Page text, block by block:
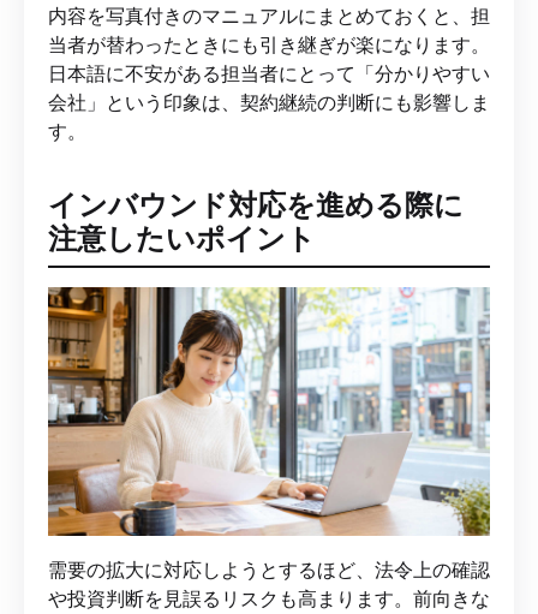
内容を写真付きのマニュアルにまとめておくと、担
当者が替わったときにも引き継ぎが楽になります。
日本語に不安がある担当者にとって「分かりやすい
会社」という印象は、契約継続の判断にも影響しま
す。
インバウンド対応を進める際に
注意したいポイント
需要の拡大に対応しようとするほど、法令上の確認
や投資判断を見誤るリスクも高まります。前向きな